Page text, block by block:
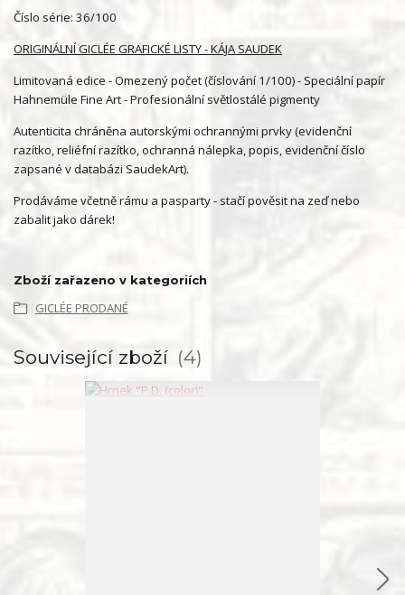
Číslo série: 36/100
ORIGINÁLNÍ GICLÉE GRAFICKÉ LISTY - KÁJA SAUDEK
Limitovaná edice - Omezený počet (číslování 1/100) - Speciální papír
Hahnemüle Fine Art - Profesionální světlostálé pigmenty
Autenticita chráněna autorskými ochrannými prvky (evidenční
razítko, reliéfní razítko, ochranná nálepka, popis, evidenční číslo
zapsané v databázi SaudekArt).
Prodáváme včetně rámu a pasparty - stačí pověsit na zeď nebo
zabalit jako dárek!
Zboží zařazeno v kategoriích
GICLÉE PRODANÉ
Související zboží 4